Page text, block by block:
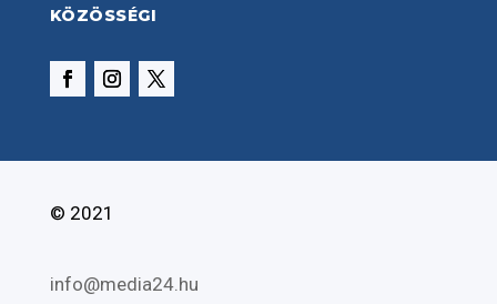
KÖZÖSSÉGI
© 2021
info@media24.hu